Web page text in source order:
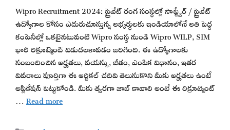
Wipro Recruitment 2024: ప్రైవేట్ రంగ సంస్థల్లో సాఫ్ట్వేర్ / ప్రైవేట్
ఉద్యోగాల కోసం ఎదురుచూస్తున్న అభ్యర్థులకు ఇండియాలోనే అతి పెద్ద
కంపెనీల్లో ఒకటైనటువంటి Wipro సంస్థ నుండి Wipro WILP, SIM
భారీ రిక్రూట్మెంట్ విడుదలకావడం జరిగింది. ఈ ఉద్యోగాలకు
సంబందించిన అర్హతలు, వయస్సు, జీతం, ఎంపిక విధానం, ఇతర
వివరాలు పూర్తిగా ఈ ఆర్టికల్ చదివి తెలుసుకొని మీకు అర్హతలు ఉంటే
అప్లికేషన్ పెట్టుకోండి. మీకు త్వరగా జాబ్ కావాలి అంటే ఈ రిక్రూట్మెంట్
…Read more